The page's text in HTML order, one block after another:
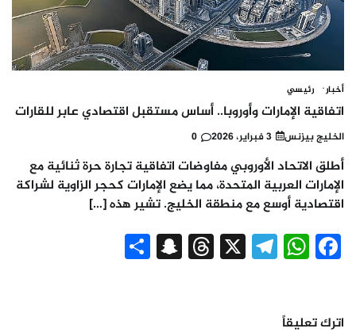
أخبار رئيسي
اتفاقية الإمارات وأوروبا.. أساس مستقبل اقتصادي عابر للقارات
الخليج بيزنس 3 فبراير، 2026 0
أطلق الاتحاد الأوروبي مفاوضات اتفاقية تجارة حرة ثنائية مع
الإمارات العربية المتحدة، مما يضع الإمارات كحجر الزاوية لشراكة
اقتصادية أوسع مع منطقة الخليج. تشير هذه […]
Facebook
WhatsApp
Telegram
X
Threads
Snapchat
Share
اترك تعليقاً